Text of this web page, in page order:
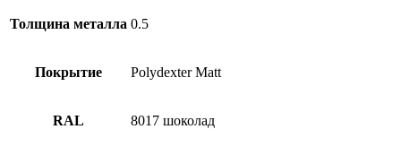
Толщина металла 0.5
Покрытие Polydexter Matt
RAL 8017 шоколад